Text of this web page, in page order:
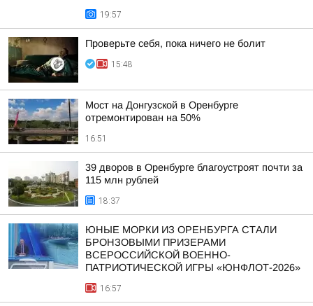
19:57
Проверьте себя, пока ничего не болит
15:48
Мост на Донгузской в Оренбурге
отремонтирован на 50%
16:51
39 дворов в Оренбурге благоустроят почти за
115 млн рублей
18:37
ЮНЫЕ МОРКИ ИЗ ОРЕНБУРГА СТАЛИ
БРОНЗОВЫМИ ПРИЗЕРАМИ
ВСЕРОССИЙСКОЙ ВОЕННО-
ПАТРИОТИЧЕСКОЙ ИГРЫ «ЮНФЛОТ-2026»
16:57